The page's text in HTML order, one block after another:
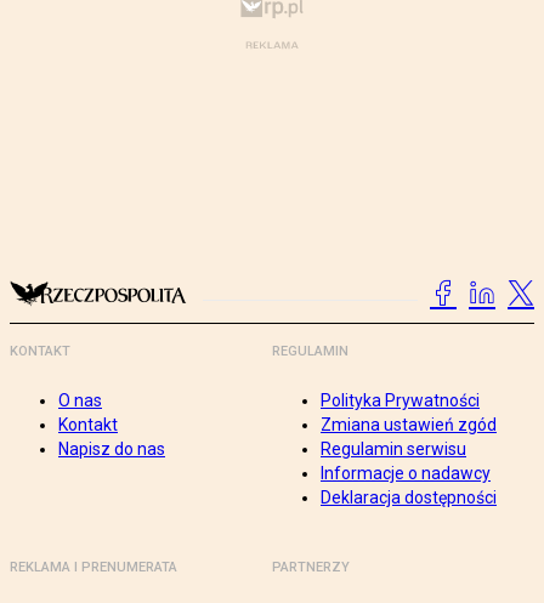
KONTAKT
O nas
Kontakt
Napisz do nas
REGULAMIN
Polityka Prywatności
Zmiana ustawień zgód
Regulamin serwisu
Informacje o nadawcy
Deklaracja dostępności
REKLAMA I PRENUMERATA PARTNERZY